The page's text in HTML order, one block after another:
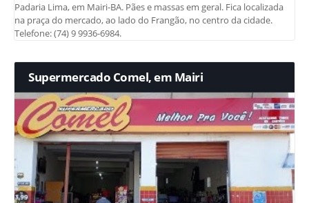
Padaria Lima, em Mairi-BA. Pães e massas em geral. Fica localizada
na praça do mercado, ao lado do Frangão, no centro da cidade.
Telefone: (74) 9 9936-6984.
Supermercado Comel, em Mairi